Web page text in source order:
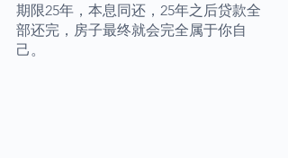
期限25年，本息同还，25年之后贷款全
部还完，房子最终就会完全属于你自
己。